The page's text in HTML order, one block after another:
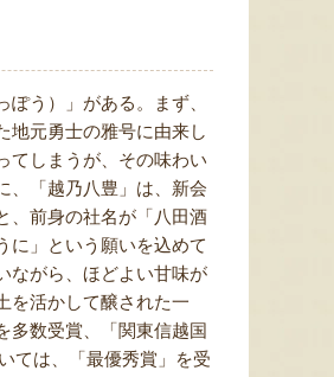
う）」がある。まず、
地元勇士の雅号に由来し
てしまうが、その味わい
、「越乃八豊」は、新会
、前身の社名が「八田酒
に」という願いを込めて
ながら、ほどよい甘味が
を活かして醸された一
多数受賞、「関東信越国
ては、「最優秀賞」を受